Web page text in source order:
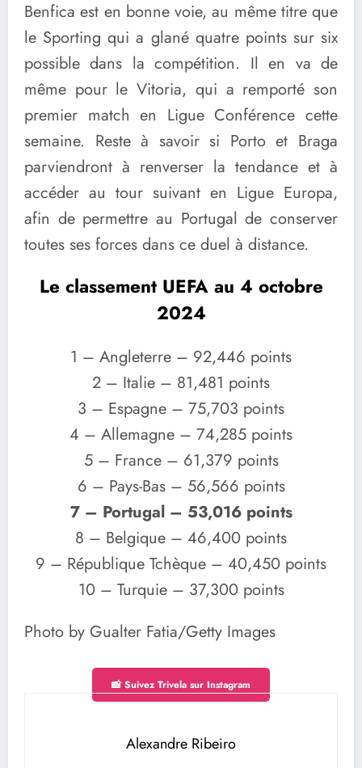
Benfica est en bonne voie, au même titre que
le Sporting qui a glané quatre points sur six
possible dans la compétition. Il en va de
même pour le Vitoria, qui a remporté son
premier match en Ligue Conférence cette
semaine. Reste à savoir si Porto et Braga
parviendront à renverser la tendance et à
accéder au tour suivant en Ligue Europa,
afin de permettre au Portugal de conserver
toutes ses forces dans ce duel à distance.
Le classement UEFA au 4 octobre
2024
1 – Angleterre – 92,446 points
2 – Italie – 81,481 points
3 – Espagne – 75,703 points
4 – Allemagne – 74,285 points
5 – France – 61,379 points
6 – Pays-Bas – 56,566 points
7 – Portugal – 53,016 points
8 – Belgique – 46,400 points
9 – République Tchèque – 40,450 points
10 – Turquie – 37,300 points
Photo by Gualter Fatia/Getty Images
📸 Suivez Trivela sur Instagram
Alexandre Ribeiro